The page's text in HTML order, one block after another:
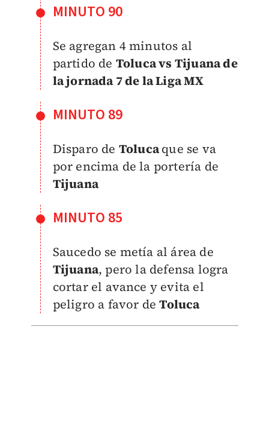
MINUTO 90
Se agregan 4 minutos al
partido de Toluca vs Tijuana de
la jornada 7 de la Liga MX
MINUTO 89
Disparo de Tolucaque se va
por encima de la portería de
Tijuana
MINUTO 85
Saucedo se metía al área de
Tijuana, pero la defensa logra
cortar el avance y evita el
peligro a favor deToluca